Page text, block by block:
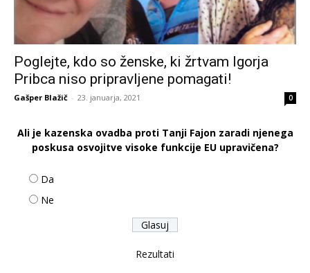
Poglejte, kdo so ženske, ki žrtvam Igorja
Pribca niso pripravljene pomagati!
Gašper Blažič - 23. januarja, 2021 0
Ali je kazenska ovadba proti Tanji Fajon zaradi njenega
poskusa osvojitve visoke funkcije EU upravičena?
Da
Ne
Rezultati